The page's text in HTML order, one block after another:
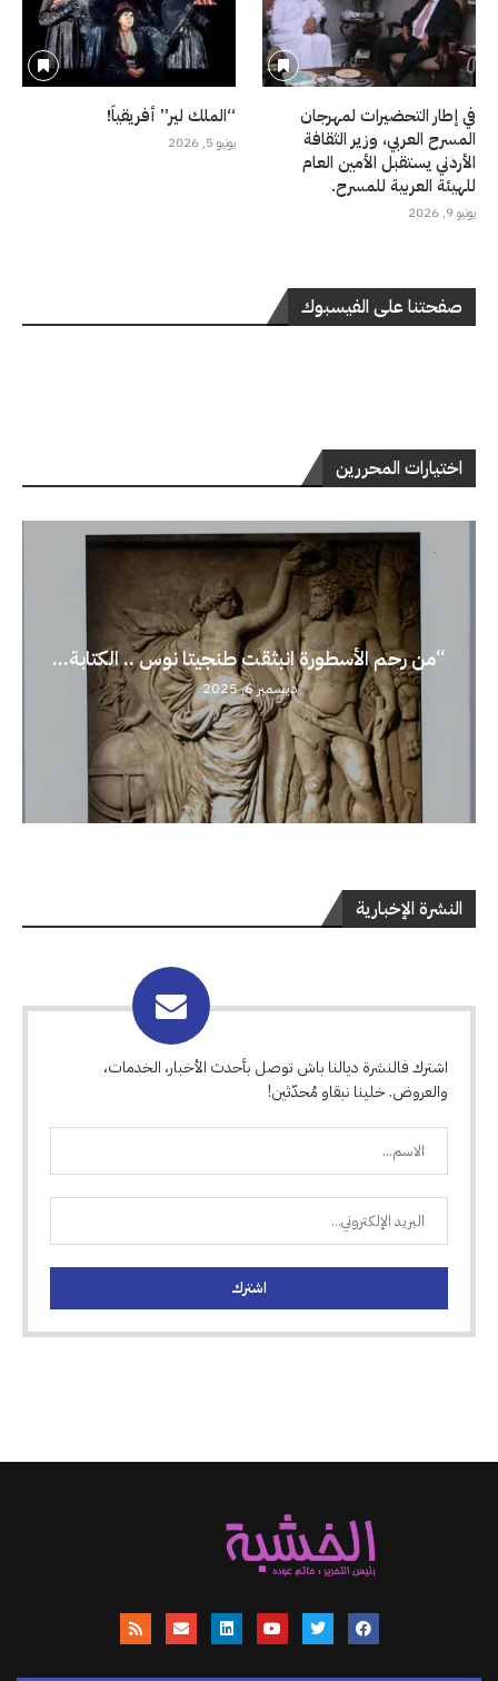
في إطار التحضيرات لمهرجان
المسرح العربي، وزير الثقافة
الأردني يستقبل الأمين العام
للهيئة العربية للمسرح.
يونيو 9, 2026
“الملك لير” أفريقياً!
يونيو 5, 2026
صفحتنا على الفيسبوك
اختيارات المحررين
“من رحم الأسطورة انبثقت طنجيتا نوس .. الكتابة...
ديسمبر 6, 2025
النشرة الإخبارية
اشترك فالنشرة ديالنا باش توصل بأحدث الأخبار، الخدمات،
والعروض. خلينا نبقاو مُحدّثين!